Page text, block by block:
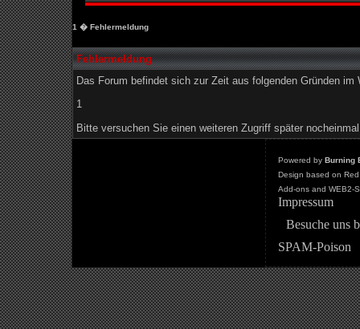
1 � Fehlermeldung
Fehlermeldung
Das Forum befindet sich zur Zeit aus folgenden Gründen im
1
Bitte versuchen Sie einen weiteren Zugriff später
Powered by Burning
Design based on
Add-ons and WEB2-
Impressum
Besuche uns
SPAM-Poison